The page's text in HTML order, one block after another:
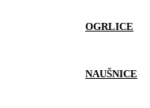
OGRLICE
NAUŠNICE